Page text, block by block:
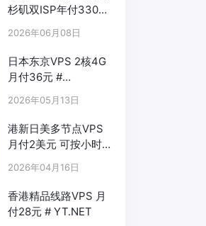
杉矶双ISP年付330元
2026年06月08日
日本东京VPS 2核4G
月付36元 #
2026年05月13日
港新日美多节点VPS
月付2美元 可按小时
2026年04月16日
香港精品线路VPS 月
付28元 # YT.NET